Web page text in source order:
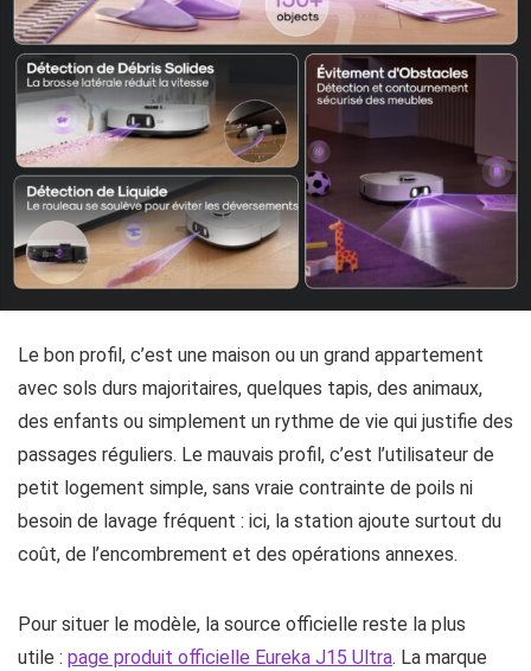
Le bon profil, c’est une maison ou un grand appartement
avec sols durs majoritaires, quelques tapis, des animaux,
des enfants ou simplement un rythme de vie qui justifie des
passages réguliers. Le mauvais profil, c’est l’utilisateur de
petit logement simple, sans vraie contrainte de poils ni
besoin de lavage fréquent : ici, la station ajoute surtout du
coût, de l’encombrement et des opérations annexes.
Pour situer le modèle, la source officielle reste la plus
utile : page produit officielle Eureka J15 Ultra. La marque